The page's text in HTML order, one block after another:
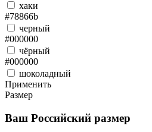
хаки
#78866b
черный
#000000
чёрный
#000000
шоколадный
Применить
Размер
Ваш Российский размер